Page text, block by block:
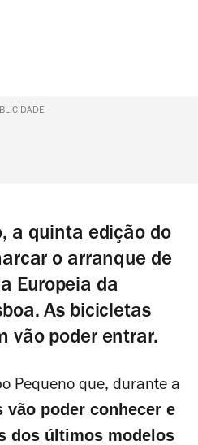
a quinta edição do
o arranque de
Europeia da
As bicicletas
vão poder entrar.
Pequeno que, durante a
vão poder conhecer e
dos últimos modelos